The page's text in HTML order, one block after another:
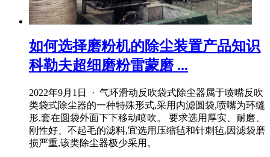
如何选择磨粉机的除尘装置产品知识
科勒夫超细磨粉雷蒙磨 ...
2022年9月1日 · 气环滑动反吹袋式除尘器属于喷嘴反吹
类袋式除尘器的一种特殊形式,采用内滤圆袋,喷嘴为环缝
形,套在圆袋外面下下移动喷吹。 要求选用厚实、耐磨、
刚性好、不起毛的滤料,宜选用压缩毡和针刺毡,因滤袋磨
损严重,该类除尘器极少采用。